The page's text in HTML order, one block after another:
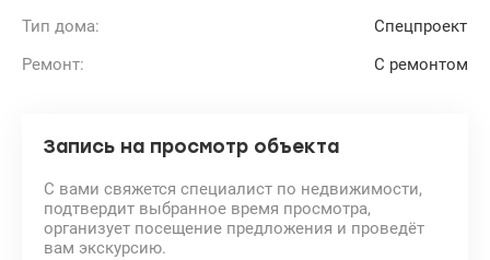
Тип дома:
Спецпроект
Ремонт:
С ремонтом
Запись на просмотр объекта
С вами свяжется специалист по недвижимости,
подтвердит выбранное время просмотра,
организует посещение предложения и проведёт
вам экскурсию.